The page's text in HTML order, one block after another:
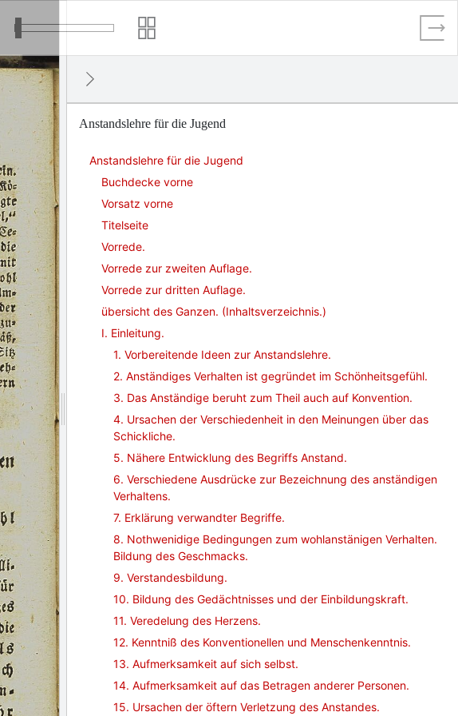
Anstandslehre für die Jugend
Anstandslehre für die Jugend
Buchdecke vorne
Vorsatz vorne
Titelseite
Vorrede.
Vorrede zur zweiten Auflage.
Vorrede zur dritten Auflage.
übersicht des Ganzen. (Inhaltsverzeichnis.)
I. Einleitung.
1. Vorbereitende Ideen zur Anstandslehre.
2. Anständiges Verhalten ist gegründet im Schönheitsgefühl.
3. Das Anständige beruht zum Theil auch auf Konvention.
4. Ursachen der Verschiedenheit in den Meinungen über das
Schickliche.
5. Nähere Entwicklung des Begriffs Anstand.
6. Verschiedene Ausdrücke zur Bezeichnung des anständigen
Verhaltens.
7. Erklärung verwandter Begriffe.
8. Nothwenidige Bedingungen zum wohlanstänigen Verhalten.
Bildung des Geschmacks.
9. Verstandesbildung.
10. Bildung des Gedächtnisses und der Einbildungskraft.
11. Veredelung des Herzens.
12. Kenntniß des Konventionellen und Menschenkenntnis.
13. Aufmerksamkeit auf sich selbst.
14. Aufmerksamkeit auf das Betragen anderer Personen.
15. Ursachen der öftern Verletzung des Anstandes.